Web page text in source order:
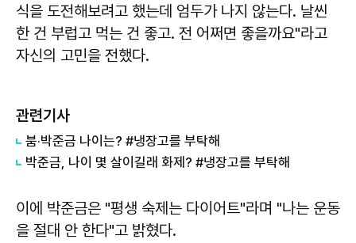
식을 도전해보려고 했는데 엄두가 나지 않는다. 날씬
한 건 부럽고 먹는 건 좋고. 전 어쩌면 좋을까요"라고
자신의 고민을 전했다.
관련기사
붐·박준금 나이는? #냉장고를 부탁해
박준금, 나이 몇 살이길래 화제? #냉장고를 부탁해
이에 박준금은 "평생 숙제는 다이어트"라며 "나는 운동
을 절대 안 한다"고 밝혔다.